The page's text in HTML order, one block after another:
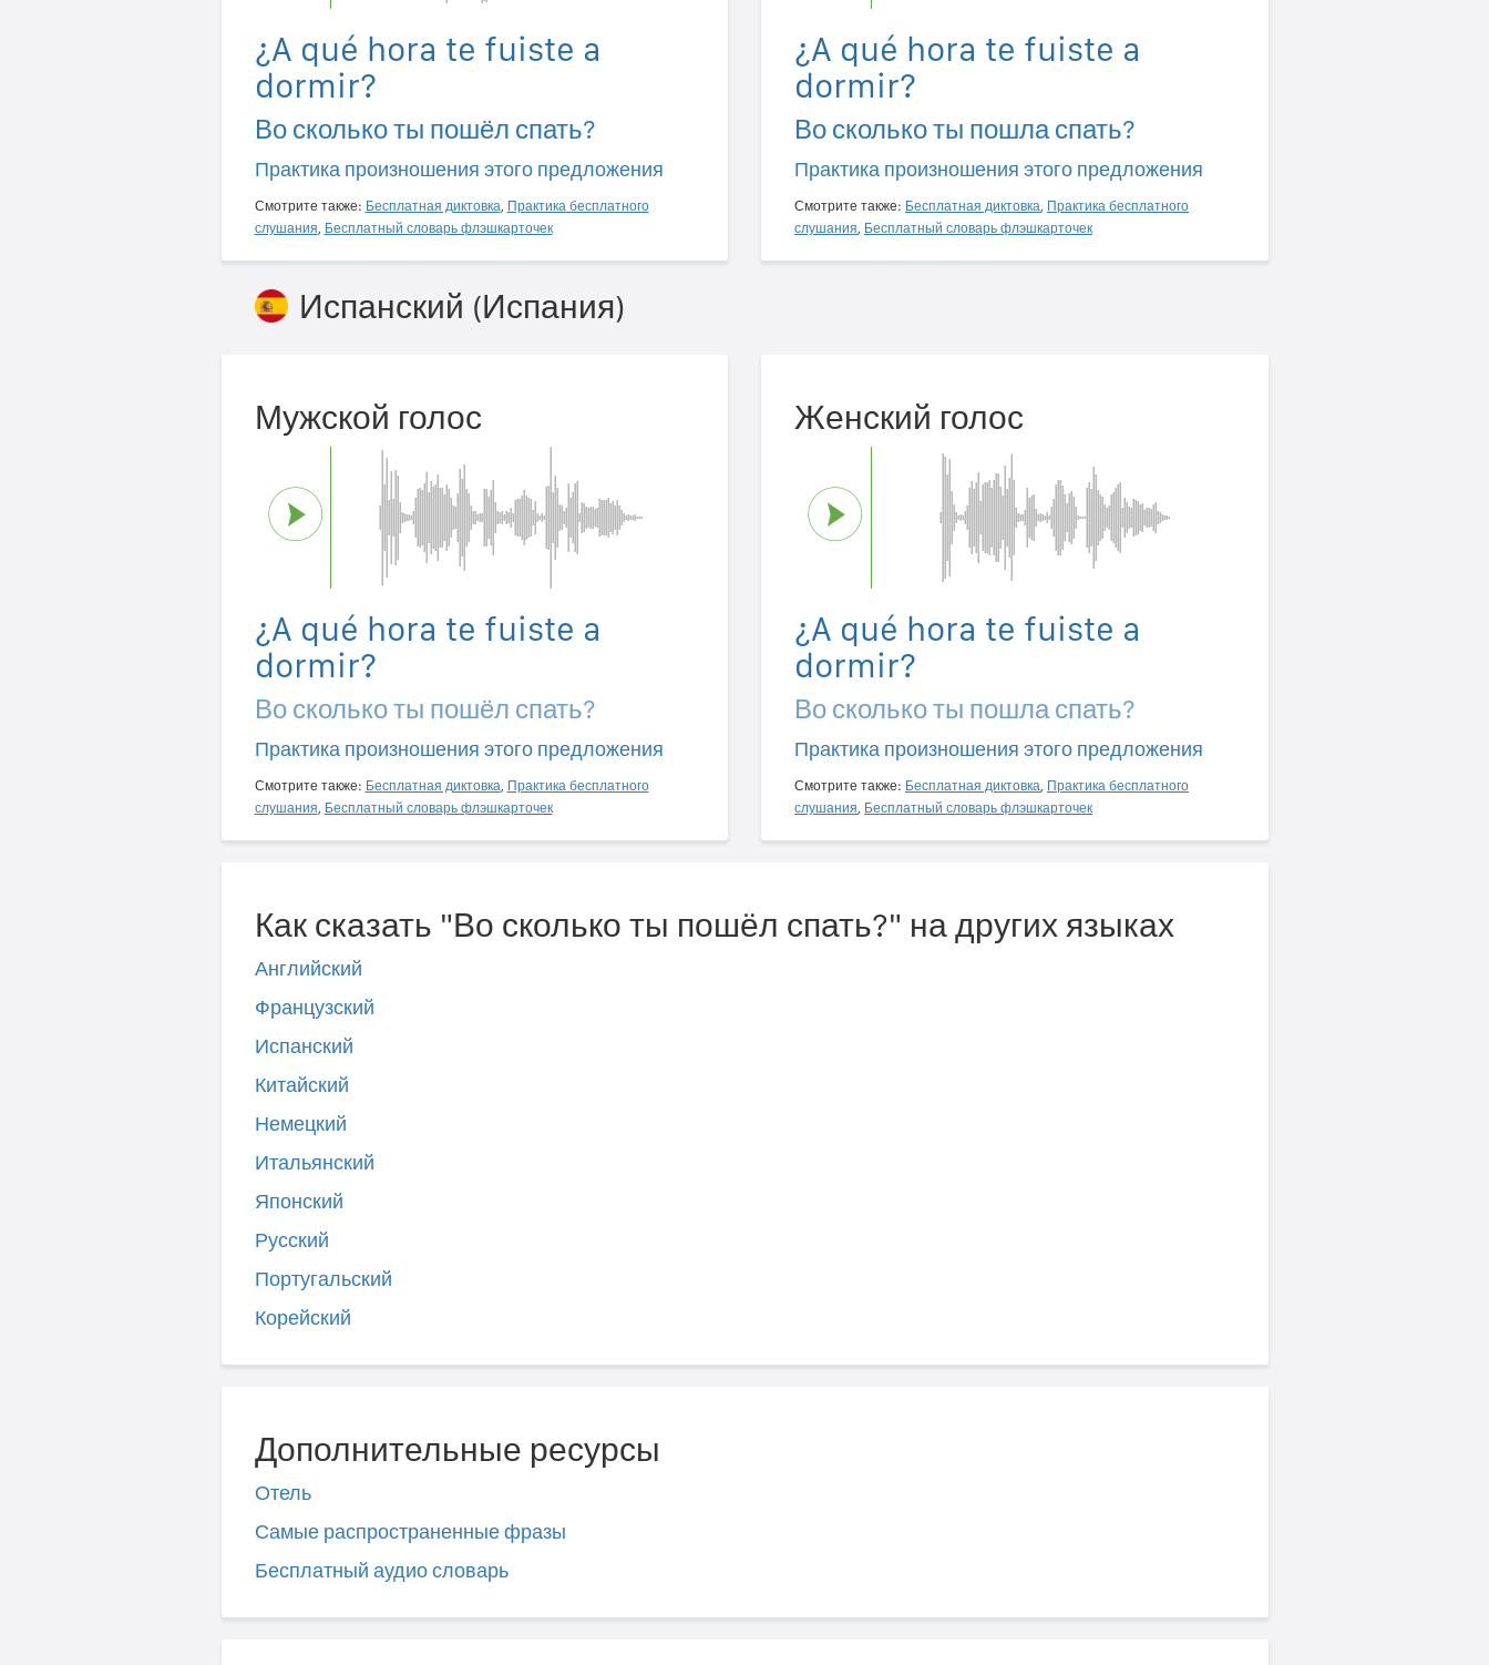
¿A qué hora te fuiste a
dormir?
Во сколько ты пошёл спать?
Практика произношения этого предложения
Смотрите также: Бесплатная диктовка, Практика бесплатного
слушания, Бесплатный словарь флэшкарточек
¿A qué hora te fuiste a
dormir?
Во сколько ты пошла спать?
Практика произношения этого предложения
Смотрите также: Бесплатная диктовка, Практика бесплатного
слушания, Бесплатный словарь флэшкарточек
Испанский (Испания)
Мужской голос
¿A qué hora te fuiste a
dormir?
Во сколько ты пошёл спать?
Практика произношения этого предложения
Смотрите также: Бесплатная диктовка, Практика бесплатного
слушания, Бесплатный словарь флэшкарточек
Женский голос
¿A qué hora te fuiste a
dormir?
Во сколько ты пошла спать?
Практика произношения этого предложения
Смотрите также: Бесплатная диктовка, Практика бесплатного
слушания, Бесплатный словарь флэшкарточек
Как сказать "Во сколько ты пошёл спать?" на других языках
Английский
Французский
Испанский
Китайский
Немецкий
Итальянский
Японский
Русский
Португальский
Корейский
Дополнительные ресурсы
Отель
Самые распространенные фразы
Бесплатный аудио словарь